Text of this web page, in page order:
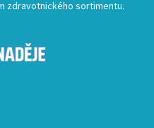
zdravotnického sortimentu.